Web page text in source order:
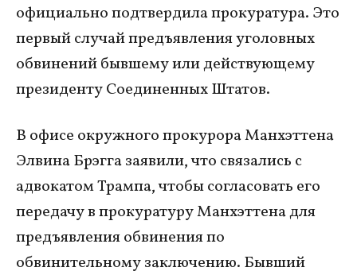
официально подтвердила прокуратура. Это
первый случай предъявления уголовных
обвинений бывшему или действующему
президенту Соединенных Штатов.
В офисе окружного прокурора Манхэттена
Элвина Брэгга заявили, что связались с
адвокатом Трампа, чтобы согласовать его
передачу в прокуратуру Манхэттена для
предъявления обвинения по
обвинительному заключению. Бывший